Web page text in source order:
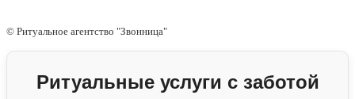
© Ритуальное агентство "Звонница"
Ритуальные услуги с заботой